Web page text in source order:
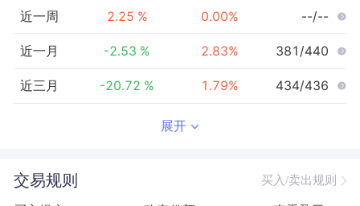
近一周 2.25 % 0.00% --/--
近一月 -2.53 % 2.83% 381/440
近三月 -20.72 % 1.79% 434/436
近三年 275/284
展开
交易规则 买入/卖出规则